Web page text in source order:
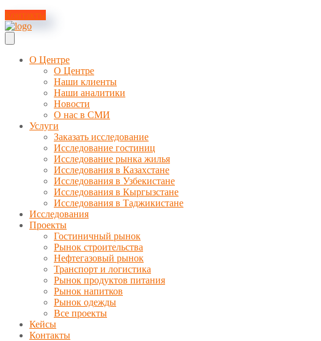
Контакты
О Центре
О Центре
Наши клиенты
Наши аналитики
Новости
О нас в СМИ
Услуги
Заказать исследование
Исследование гостиниц
Исследование рынка жилья
Исследования в Казахстане
Исследования в Узбекистане
Исследования в Кыргызстане
Исследования в Таджикистане
Исследования
Проекты
Гостиничный рынок
Рынок строительства
Нефтегазовый рынок
Транспорт и логистика
Рынок продуктов питания
Рынок напитков
Рынок одежды
Все проекты
Кейсы
Контакты